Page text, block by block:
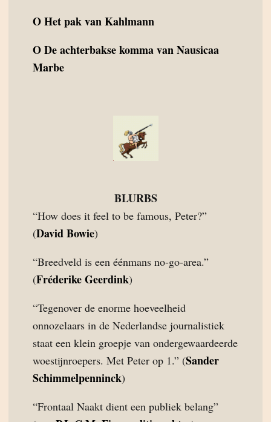
OHet pak van Kahlmann
ODe achterbakse komma van Nausicaa
Marbe
BLURBS
“How does it feel to be famous, Peter?”
(David Bowie)
“Breedveld is een éénmans no-go-area.”
(Fréderike Geerdink)
“Tegenover de enorme hoeveelheid
onnozelaars in de Nederlandse journalistiek
staat een klein groepje van ondergewaardeerde
woestijnroepers. Met Peter op 1.” (Sander
Schimmelpenninck)
“Frontaal Naakt dient een publiek belang”